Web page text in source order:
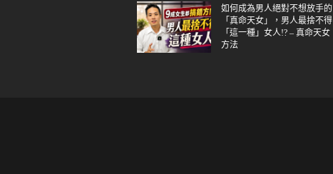
如何成為男人絕對不想放手的
「真命天女」，男人最捨不得
「這一種」女人!? – 真命天女
方法